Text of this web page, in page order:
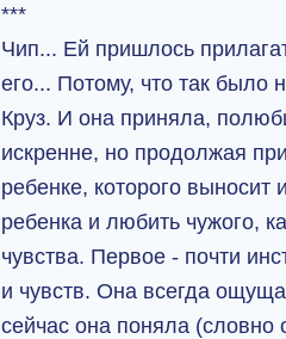
***
Чип... Ей пришлось
его... Потому, что так было
Круз. И она приняла,
искренне, но продолжая
ребенке, которого
ребенка и любить чужого,
чувства. Первое - почти
и чувств. Она всегда
сейчас она поняла (словно